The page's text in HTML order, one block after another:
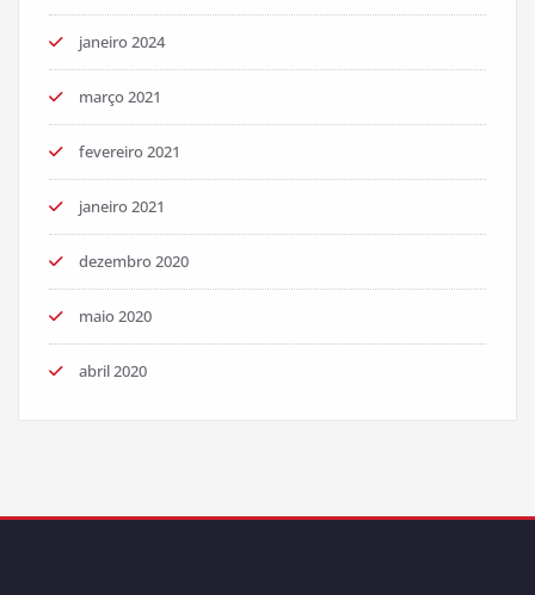
janeiro 2024
março 2021
fevereiro 2021
janeiro 2021
dezembro 2020
maio 2020
abril 2020